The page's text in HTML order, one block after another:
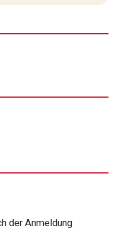
der Anmeldung